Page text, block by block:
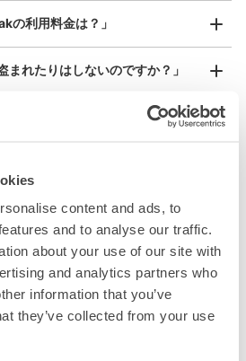
content and ads, to
and to analyse our traffic.
about your use of our site with
and analytics partners who
information that you’ve
they’ve collected from your use
入る大型ロッカーも設置されてお
ら終電車までとなっております。ロ
延長して使用された場合には使用
:20/ ¥300
ロッカーの位置を見る
舗や24時間営業店舗等も多数提携しています
なサイズの荷物もOK
、1人が持てる大きさの荷物であればどんなサイズでも
カーなど）
の利用料金は？」
まれたりはしないのですか？」
はありますか？」
のですか？」
型スポーツ用品、楽器類を預かっ
か？」
かりを利用できますか？」